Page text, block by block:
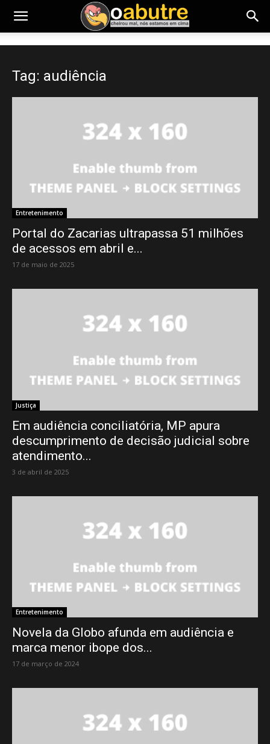
Tag: audiência
Entretenimento
Portal do Zacarias ultrapassa 51 milhões
de acessos em abril e...
17 de maio de 2025
Justiça
Em audiência conciliatória, MP apura
descumprimento de decisão judicial sobre
atendimento...
3 de abril de 2025
Entretenimento
Novela da Globo afunda em audiência e
marca menor ibope dos...
17 de março de 2024